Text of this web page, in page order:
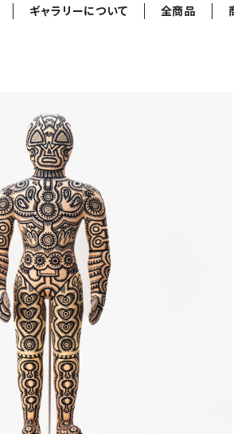
ギャラリーについて 全商品